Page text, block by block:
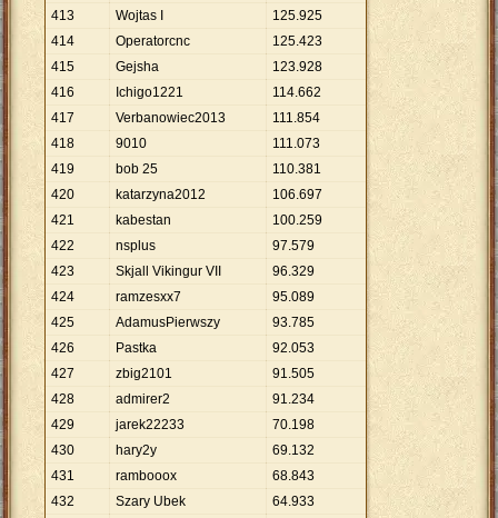
413
Wojtas I 125.925
414
Operatorcnc 125.423
415
Gejsha 123.928
416
Ichigo1221 114.662
417
Verbanowiec2013 111.854
418
9010 111.073
419
bob 25 110.381
420
katarzyna2012 106.697
421
kabestan 100.259
422
nsplus 97.579
423
Skjall Vikingur VII 96.329
424
ramzesxx7 95.089
425
AdamusPierwszy 93.785
426
Pastka 92.053
427
zbig2101 91.505
428
admirer2 91.234
429
jarek22233 70.198
430
hary2y 69.132
431
rambooox 68.843
432
Szary Ubek 64.933